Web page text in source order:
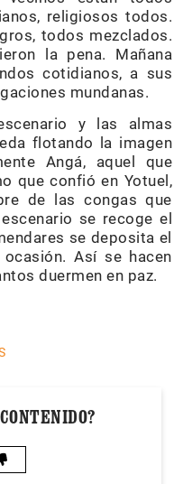
religiosos todos.
todos mezclados.
la pena. Mañana
cotidianos, a sus
mundanas.
y las almas
flotando la imagen
Angá, aquel que
que confió en Yotuel,
de las congas que
se recoge el
se deposita el
Así se hacen
duermen en paz.